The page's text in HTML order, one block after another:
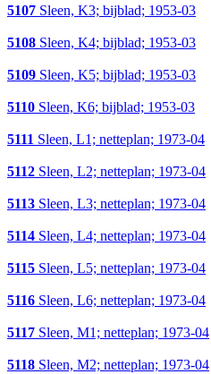
5107 Sleen, K3; bijblad; 1953-03
5108 Sleen, K4; bijblad; 1953-03
5109 Sleen, K5; bijblad; 1953-03
5110 Sleen, K6; bijblad; 1953-03
5111 Sleen, L1; netteplan; 1973-04
5112 Sleen, L2; netteplan; 1973-04
5113 Sleen, L3; netteplan; 1973-04
5114 Sleen, L4; netteplan; 1973-04
5115 Sleen, L5; netteplan; 1973-04
5116 Sleen, L6; netteplan; 1973-04
5117 Sleen, M1; netteplan; 1973-04
5118 Sleen, M2; netteplan; 1973-04